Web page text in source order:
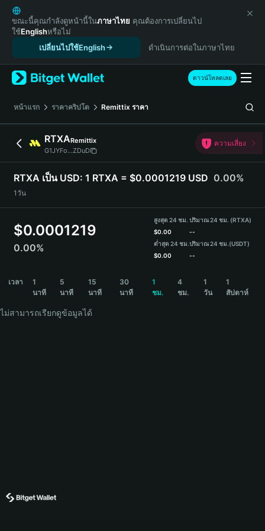
English
日本語
Tiếng Việt
Español (Latinoamérica)
Türkçe
Français
Deutsch
繁體中文
Português (Portugal)
Bahasa Indonesia
ภาษาไทย
हिन्दी
Español
Português (Brasil)
ขณะนี้คุณกำลังดูหน้านี้ในภาษาไทย คุณต้องการเปลี่ยนไป
ใช้Englishหรือไม่
เปลี่ยนไปใช้English
ดำเนินการต่อในภาษาไทย
ดาวน์โหลดเลย
หน้าแรก ราคาคริปโต Remittix ราคา
RTXARemittix
G1JYFo...ZDuD
ความเสี่ยง
RTXA เป็น USD: 1 RTXA = $0.0001219 USD 0.00%
1วัน
$0.0001219
0.00%
สูงสุด 24 ชม.
$0.00
ต่ำสุด 24 ชม.
$0.00
ปริมาณ 24 ชม. (RTXA)
--
ปริมาณ 24 ชม.(USDT)
--
เวลา
1
นาที
5
นาที
15
นาที
30
นาที
1
ชม.
4
ชม.
1
วัน
1
สัปดาห์
ไม่สามารถเรียกดูข้อมูลได้